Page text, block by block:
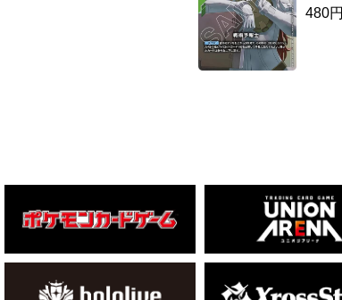
480円